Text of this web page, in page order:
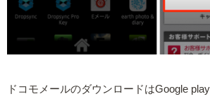
ドコモメールのダウンロードはGoogle